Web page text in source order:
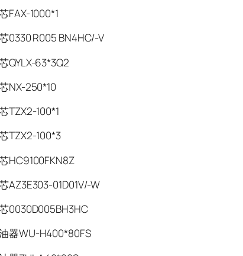
FAX-1000*1
0330 R005 BN4HC/-V
QYLX-63*3Q2
NX-250*10
TZX2-100*1
TZX2-100*3
HC9100FKN8Z
AZ3E303-01D01V/-W
0030D005BH3HC
器WU-H400*80FS